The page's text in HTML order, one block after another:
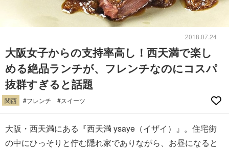
2018.07.24
大阪女子からの支持率高し！西天満で楽し
める絶品ランチが、フレンチなのにコスパ
抜群すぎると話題
関西 #フレンチ #スイーツ
大阪・西天満にある『西天満 ysaye（イザイ）』。住宅街
の中にひっそりと佇む隠れ家でありながら、お昼になると